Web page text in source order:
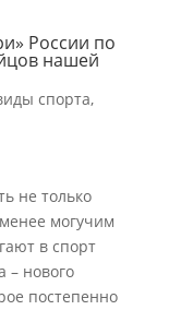
России по
нашей
спорта,
не только
могучим
в спорт
– нового
постепенно